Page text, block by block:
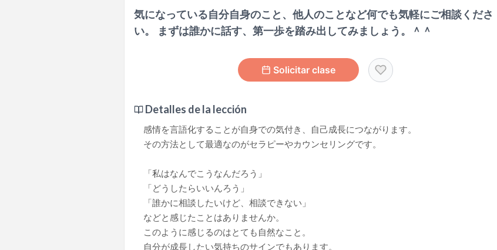
気になっている自分自身のこと、他人のことなど何でも気軽にご相談くださ
い。 まずは誰かに話す、第一歩を踏み出してみましょう。＾＾
Solicitar clase
Detalles de la lección
感情を言語化することが自身での気付き、自己成長につながります。
その方法として最適なのがセラピーやカウンセリングです。
「私はなんでこうなんだろう」
「どうしたらいいんろう」
「誰かに相談したいけど、相談できない」
などと感じたことはありませんか。
このように感じるのはとても自然なこと。
自分が成長したい気持ちのサインでもあります。